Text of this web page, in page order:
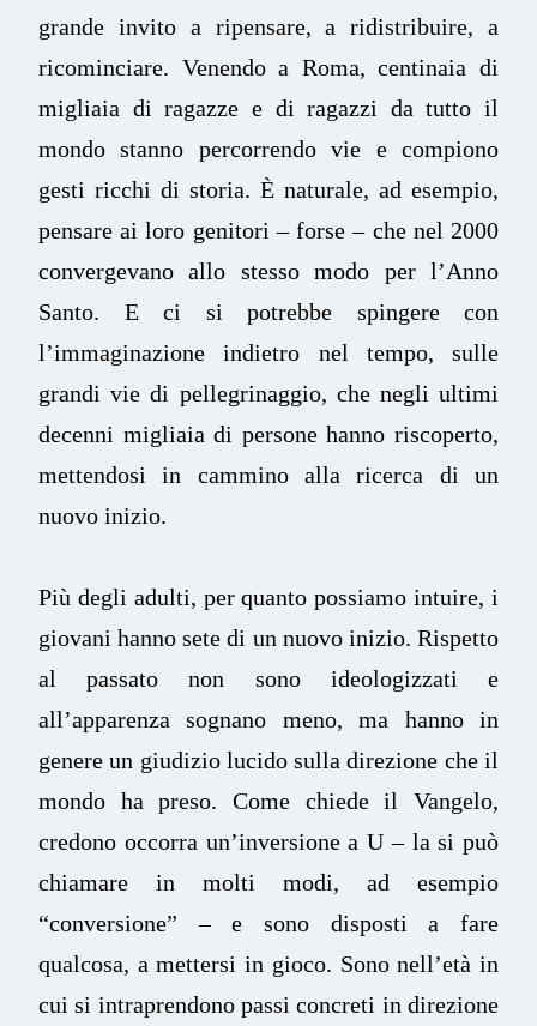
grande invito a ripensare, a ridistribuire, a
ricominciare. Venendo a Roma, centinaia di
migliaia di ragazze e di ragazzi da tutto il
mondo stanno percorrendo vie e compiono
gesti ricchi di storia. È naturale, ad esempio,
pensare ai loro genitori – forse – che nel 2000
convergevano allo stesso modo per l’Anno
Santo. E ci si potrebbe spingere con
l’immaginazione indietro nel tempo, sulle
grandi vie di pellegrinaggio, che negli ultimi
decenni migliaia di persone hanno riscoperto,
mettendosi in cammino alla ricerca di un
nuovo inizio.
Più degli adulti, per quanto possiamo intuire, i
giovani hanno sete di un nuovo inizio. Rispetto
al passato non sono ideologizzati e
all’apparenza sognano meno, ma hanno in
genere un giudizio lucido sulla direzione che il
mondo ha preso. Come chiede il Vangelo,
credono occorra un’inversione a U – la si può
chiamare in molti modi, ad esempio
“conversione” – e sono disposti a fare
qualcosa, a mettersi in gioco. Sono nell’età in
cui si intraprendono passi concreti in direzione